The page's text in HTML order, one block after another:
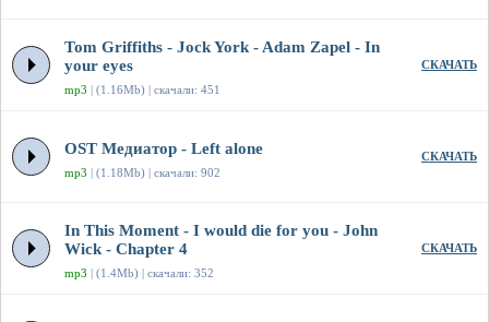
Tom Griffiths - Jock York - Adam Zapel - In
your eyes
mp3 | (1.16Mb) | скачали: 451
СКАЧАТЬ
OST Медиатор - Left alone
mp3 | (1.18Mb) | скачали: 902
СКАЧАТЬ
In This Moment - I would die for you - John
Wick - Chapter 4
mp3 | (1.4Mb) | скачали: 352
СКАЧАТЬ